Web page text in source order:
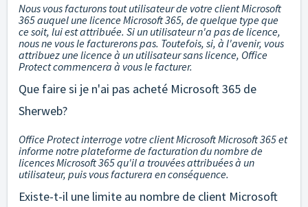
Nous vous facturons tout utilisateur de votre client Microsoft
365 auquel une licence Microsoft 365, de quelque type que
ce soit, lui est attribuée. Si un utilisateur n'a pas de licence,
nous ne vous le facturerons pas. Toutefois, si, à l'avenir, vous
attribuez une licence à un utilisateur sans licence, Office
Protect commencera à vous le facturer.
Que faire si je n'ai pas acheté Microsoft 365 de
Sherweb?
Office Protect interroge votre client Microsoft Microsoft 365 et
informe notre plateforme de facturation du nombre de
licences Microsoft 365 qu'il a trouvées attribuées à un
utilisateur, puis vous facturera en conséquence.
Existe-t-il une limite au nombre de client Microsoft